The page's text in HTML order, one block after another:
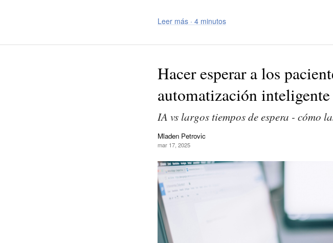
Leer más · 4 minutos
Hacer esperar a los
automatización
IA vs largos tiempos de espera - cómo
Mladen Petrovic
mar 17, 2025